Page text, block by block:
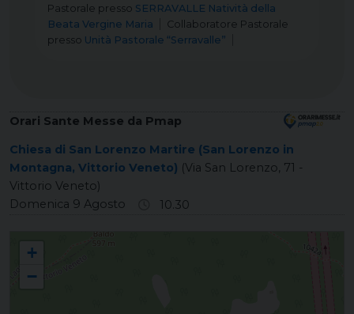
Pastorale presso SERRAVALLE Natività della
Beata Vergine Maria
Collaboratore Pastorale
presso Unità Pastorale “Serravalle”
Orari Sante Messe da Pmap
Chiesa di San Lorenzo Martire (San Lorenzo in
Montagna, Vittorio Veneto) (Via San Lorenzo, 71 -
Vittorio Veneto)
Domenica 9 Agosto
10.30
SAN LORENZO IN MONTAGNA San Lorenzo Martire
+
−